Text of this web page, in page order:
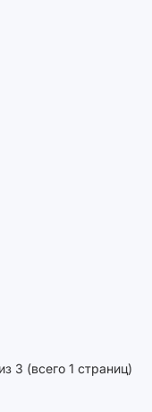
3 (всего 1 страниц)